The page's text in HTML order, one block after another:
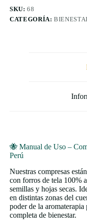
SKU:68
CATEGORÍA:
🐝 Manual de Uso –
Perú
Nuestras compresas
con forros de tela 100%
semillas y hojas secas.
en distintas zonas del
poder de la
completa de bienestar.